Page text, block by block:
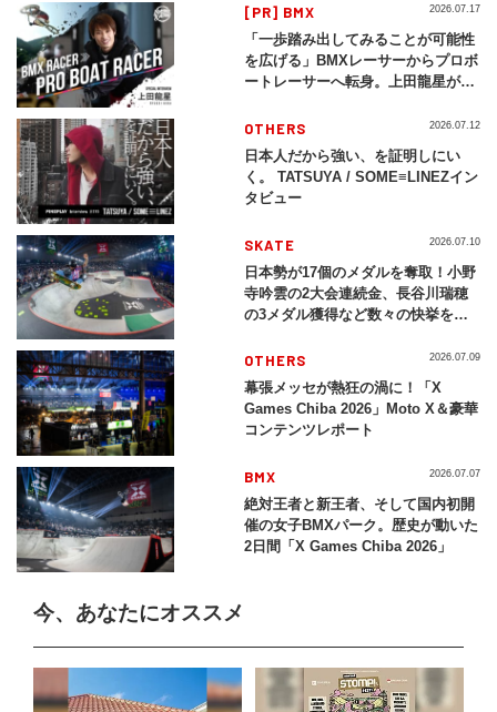
[PR] BMX
「一歩踏み出してみることが可能性
を広げる」BMXレーサーからプロボ
ートレーサーへ転身。上田龍星が体
2026.07.17
OTHERS
日本人だから強い、を証明しにい
く。 TATSUYA / SOME≡LINEZイン
タビュー
2026.07.12
SKATE
日本勢が17個のメダルを奪取！小野
寺吟雲の2大会連続金、長谷川瑞穂
の3メダル獲得など数々の快挙をプ
2026」
2026.07.10
OTHERS
幕張メッセが熱狂の渦に！「X
Games Chiba 2026」Moto X＆豪華
コンテンツレポート
2026.07.09
BMX
絶対王者と新王者、そして国内初開
催の女子BMXパーク。歴史が動いた
2日間「X Games Chiba 2026」
2026.07.07
今、あなたにオススメ